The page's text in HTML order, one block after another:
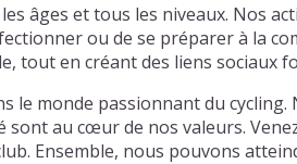
âges et tous les niveaux. Nos
ou de se préparer à la
tout en créant des liens sociaux
monde passionnant du
au cœur de nos valeurs.
Ensemble, nous pouvons